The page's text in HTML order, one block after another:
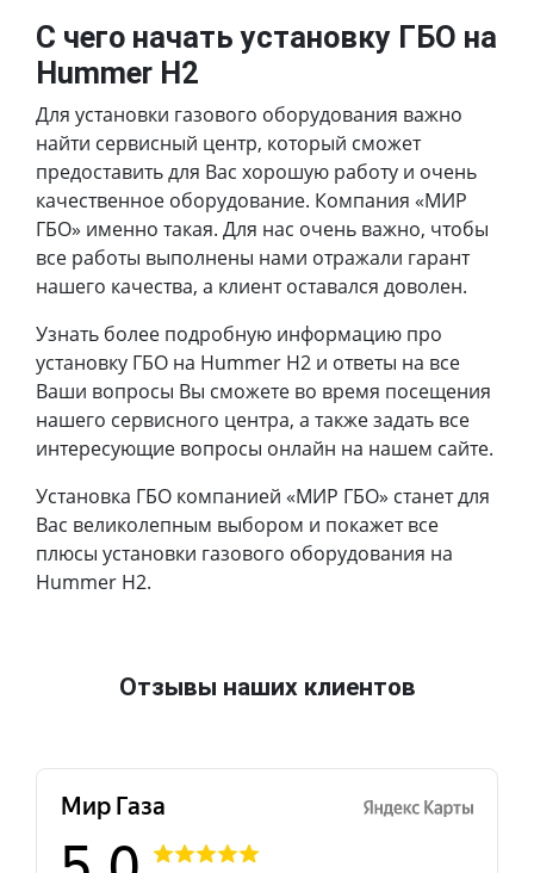
С чего начать установку ГБО на
Hummer H2
Для установки газового оборудования важно
найти сервисный центр, который сможет
предоставить для Вас хорошую работу и очень
качественное оборудование. Компания «МИР
ГБО» именно такая. Для нас очень важно, чтобы
все работы выполнены нами отражали гарант
нашего качества, а клиент оставался доволен.
Узнать более подробную информацию про
установку ГБО на Hummer H2 и ответы на все
Ваши вопросы Вы сможете во время посещения
нашего сервисного центра, а также задать все
интересующие вопросы онлайн на нашем сайте.
Установка ГБО компанией «МИР ГБО» станет для
Вас великолепным выбором и покажет все
плюсы установки газового оборудования на
Hummer H2.
Отзывы наших клиентов